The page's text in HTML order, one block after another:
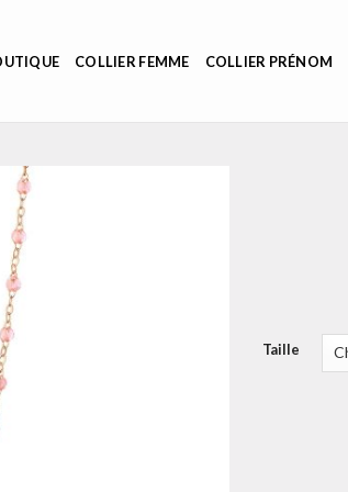
COLLIER FEMME COLLIER PRÉNOM
Taille